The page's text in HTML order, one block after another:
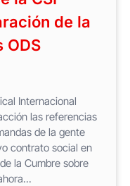
de la
ODS
Internacional
las referencias
de la gente
contrato social en
la Cumbre sobre